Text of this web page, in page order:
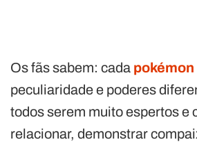
Os fãs sabem: cada pokémon
peculiaridade e poderes
todos serem muito espertos e
relacionar, demonstrar